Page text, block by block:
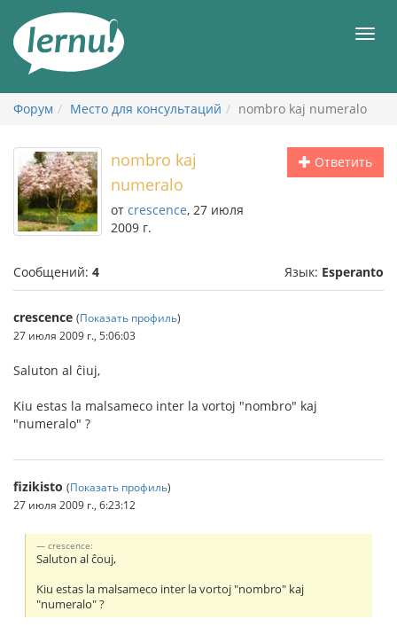
содержанию
Форум Место для консультаций nombro kaj numeralo
Ответить
nombro kaj
numeralo
от crescence, 27 июля
2009 г.
Сообщений: 4 Язык: Esperanto
crescence (Показать профиль)
27 июля 2009 г., 5:06:03
Saluton al ĉiuj,
Kiu estas la malsameco inter la vortoj "nombro" kaj
"numeralo" ?
fizikisto (Показать профиль)
27 июля 2009 г., 6:23:12
crescence:
Saluton al ĉouj,
Kiu estas la malsameco inter la vortoj "nombro" kaj
"numeralo" ?